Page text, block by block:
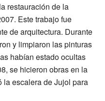
restauración de la
Este trabajo fue
de arquitectura. Durante
y limpiaron las pinturas
habían estado ocultas
se hicieron obras en la
la escalera de Jujol para